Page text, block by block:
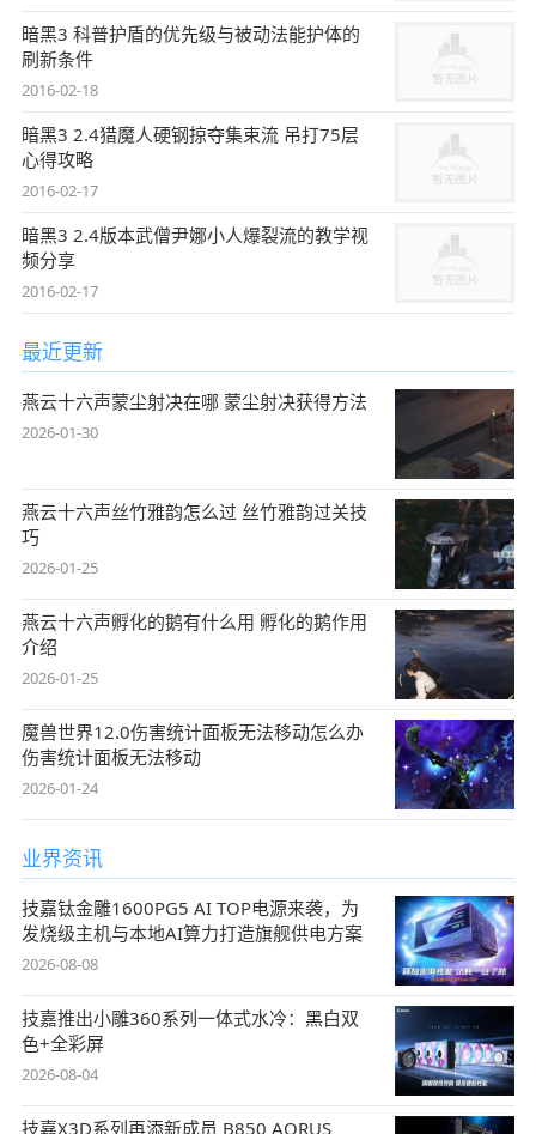
暗黑3 科普护盾的优先级与被动法能护体的
刷新条件
2016-02-18
暗黑3 2.4猎魔人硬钢掠夺集束流 吊打75层
心得攻略
2016-02-17
暗黑3 2.4版本武僧尹娜小人爆裂流的教学视
频分享
2016-02-17
最近更新
燕云十六声蒙尘射决在哪 蒙尘射决获得方法
2026-01-30
燕云十六声丝竹雅韵怎么过 丝竹雅韵过关技
巧
2026-01-25
燕云十六声孵化的鹅有什么用 孵化的鹅作用
介绍
2026-01-25
魔兽世界12.0伤害统计面板无法移动怎么办
伤害统计面板无法移动
2026-01-24
业界资讯
技嘉钛金雕1600PG5 AI TOP电源来袭，为
发烧级主机与本地AI算力打造旗舰供电方案
2026-08-08
技嘉推出小雕360系列一体式水冷：黑白双
色+全彩屏
2026-08-04
技嘉X3D系列再添新成员 B850 AORUS